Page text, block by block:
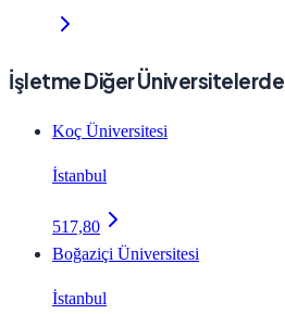
İşletme Diğer Üniversitelerde
Koç Üniversitesi
İstanbul
517,80
Boğaziçi Üniversitesi
İstanbul